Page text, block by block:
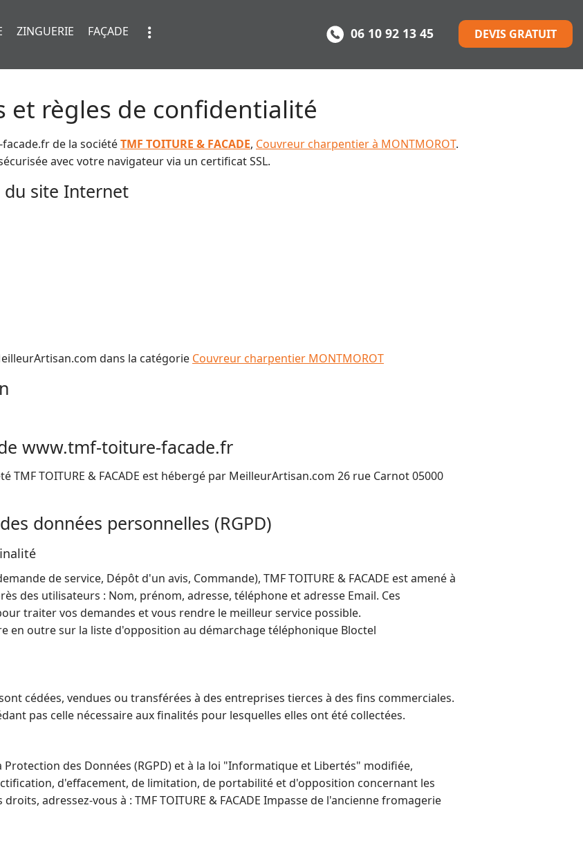
DEVIS GRATUIT
06 10 92 13 45
ZINGUERIE FAÇADE
et règles de confidentialité
de la sociétéTMF TOITURE & FACADE, Couvreur charpentier à MONTMOROT.
avec votre navigateur via un certificat SSL.
site Internet
dans la catégorie Couvreur charpentier MONTMOROT
www.tmf-toiture-facade.fr
TOITURE & FACADE est hébergé par MeilleurArtisan.com 26 rue Carnot 05000
données personnelles (RGPD)
de service, Dépôt d'un avis, Commande), TMF TOITURE & FACADE est amené à
des utilisateurs : Nom, prénom, adresse, téléphone et adresse Email. Ces
traiter vos demandes et vous rendre le meilleur service possible.
en outre sur la liste d'opposition au démarchage téléphonique Bloctel
cédées, vendues ou transférées à des entreprises tierces à des fins commerciales.
pas celle nécessaire aux finalités pour lesquelles elles ont été collectées.
des Données (RGPD) et à la loi "Informatique et Libertés" modifiée,
d'effacement, de limitation, de portabilité et d'opposition concernant les
adressez-vous à : TMF TOITURE & FACADE Impasse de l'ancienne fromagerie